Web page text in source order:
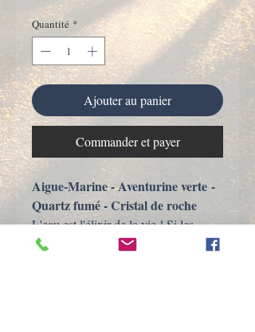
Quantité *
Ajouter au panier
Commander et payer
Aigue-Marine - Aventurine verte -
Quartz fumé - Cristal de roche
L'eau est l'élixir de la vie ! Si les
pratiques personnelles de